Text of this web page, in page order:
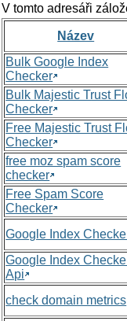
V tomto adresáři
Název
Bulk Google Index
Checker
Bulk Majestic Trust
Checker
Free Majestic Trust
Checker
free moz spam score
checker
Free Spam Score
Checker
Google Index
Google Index
Api
check domain metrics